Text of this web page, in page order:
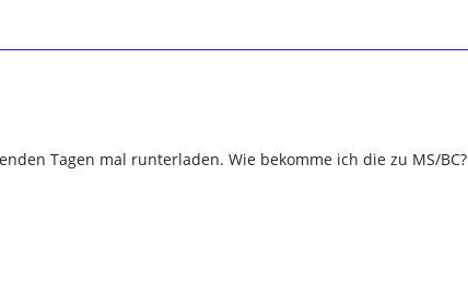
Tagen mal runterladen. Wie bekomme ich die zu MS/BC?